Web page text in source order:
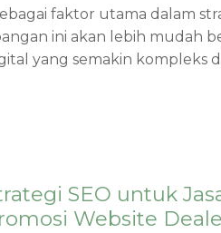
faktor utama dalam
ini akan lebih mudah
yang semakin kompleks
SEO untuk
Website